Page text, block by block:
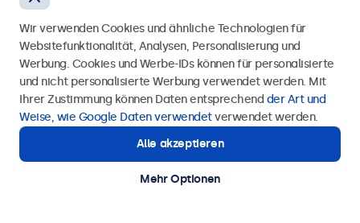
24 Zoll Monitor Metall
24HD7M
100+ Stück auf Lager
Anfrage senden
Rufen Sie uns an unter0211 38 78 95 62
Benötigen Sie Unterstützung?
Kontaktieren Sie uns!
Wir verwenden Cookies und ähnliche Technologien für
Websitefunktionalität, Analysen, Personalisierung und
Werbung. Cookies und Werbe-IDs können für personalisierte
und nicht personalisierte Werbung verwendet werden. Mit
Ihrer Zustimmung können Daten entsprechend der Art und
Weise, wie Google Daten verwendetverwendet werden.
Alle akzeptieren
Mehr Optionen